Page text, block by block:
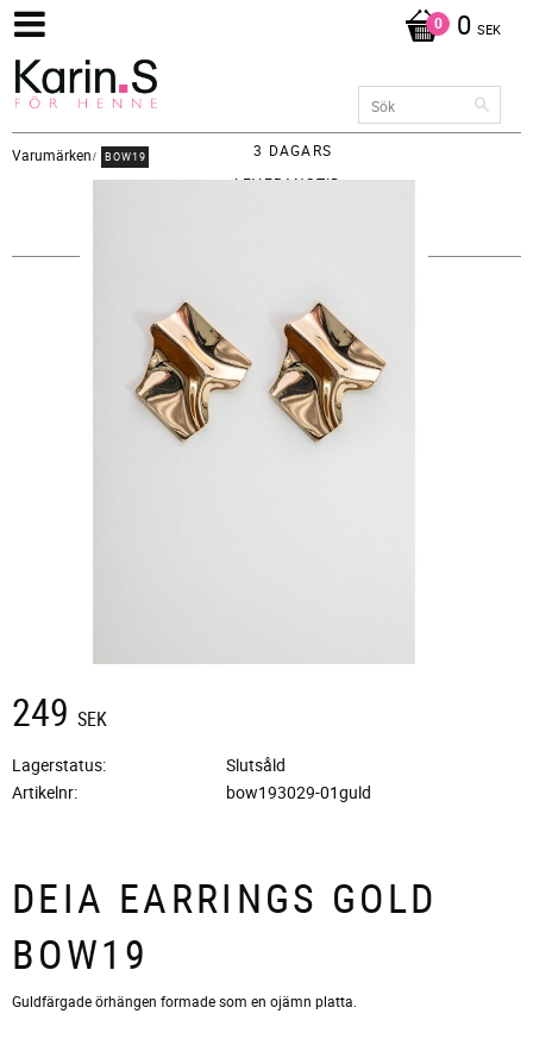
0 SEK
3 DAGARS
LEVERANSTID -
Varumärken BOW19
249 SEK
Lagerstatus
Slutsåld
Artikelnr
bow193029-01guld
DEIA EARRINGS GOLD
BOW19
​Guldfärgade örhängen formade som en ojämn platta.